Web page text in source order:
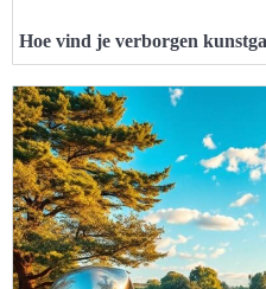
Hoe vind je verborgen